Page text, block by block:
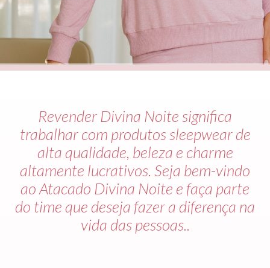
Revender Divina Noite significa
trabalhar com produtos sleepwear de
alta qualidade, beleza e charme
altamente lucrativos. Seja bem-vindo
ao Atacado Divina Noite e faça parte
do time que deseja fazer a diferença na
vida das pessoas..